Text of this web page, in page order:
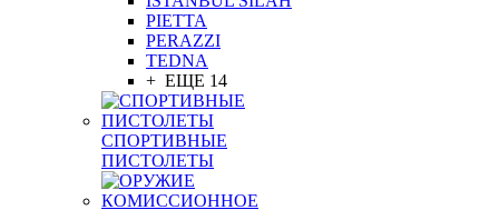
PIETTA
PERAZZI
TEDNA
+ ЕЩЕ 14
СПОРТИВНЫЕ
ПИСТОЛЕТЫ